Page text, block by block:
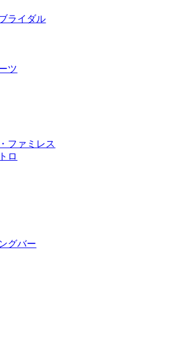
ライダル
ツ
ファミレス
ロ
グバー